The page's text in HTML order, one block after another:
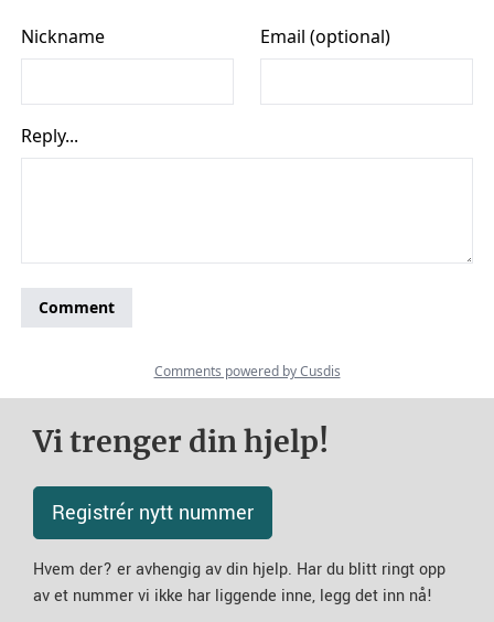
Vi trenger din hjelp!
Registrér nytt nummer
Hvem der? er avhengig av din hjelp. Har du blitt ringt opp
av et nummer vi ikke har liggende inne, legg det inn nå!